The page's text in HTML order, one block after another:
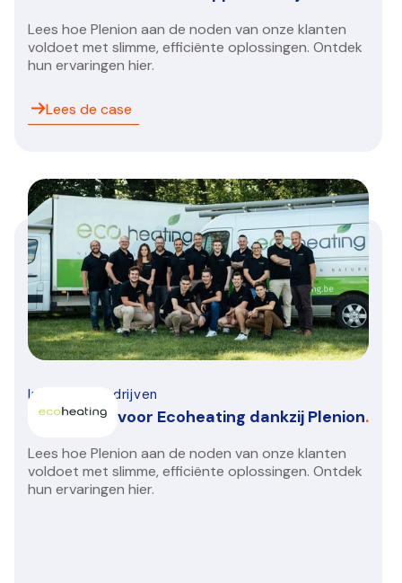
Lees hoe Plenion aan de noden van onze klanten
voldoet met slimme, efficiënte oplossingen. Ontdek
hun ervaringen hier.
Lees de case
Installatiebedrijven
Groeispurt voor Ecoheating dankzij Plenion.
Lees hoe Plenion aan de noden van onze klanten
voldoet met slimme, efficiënte oplossingen. Ontdek
hun ervaringen hier.